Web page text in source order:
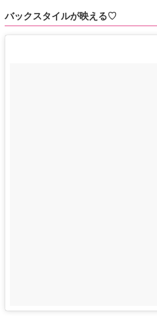
バックスタイルが映える♡